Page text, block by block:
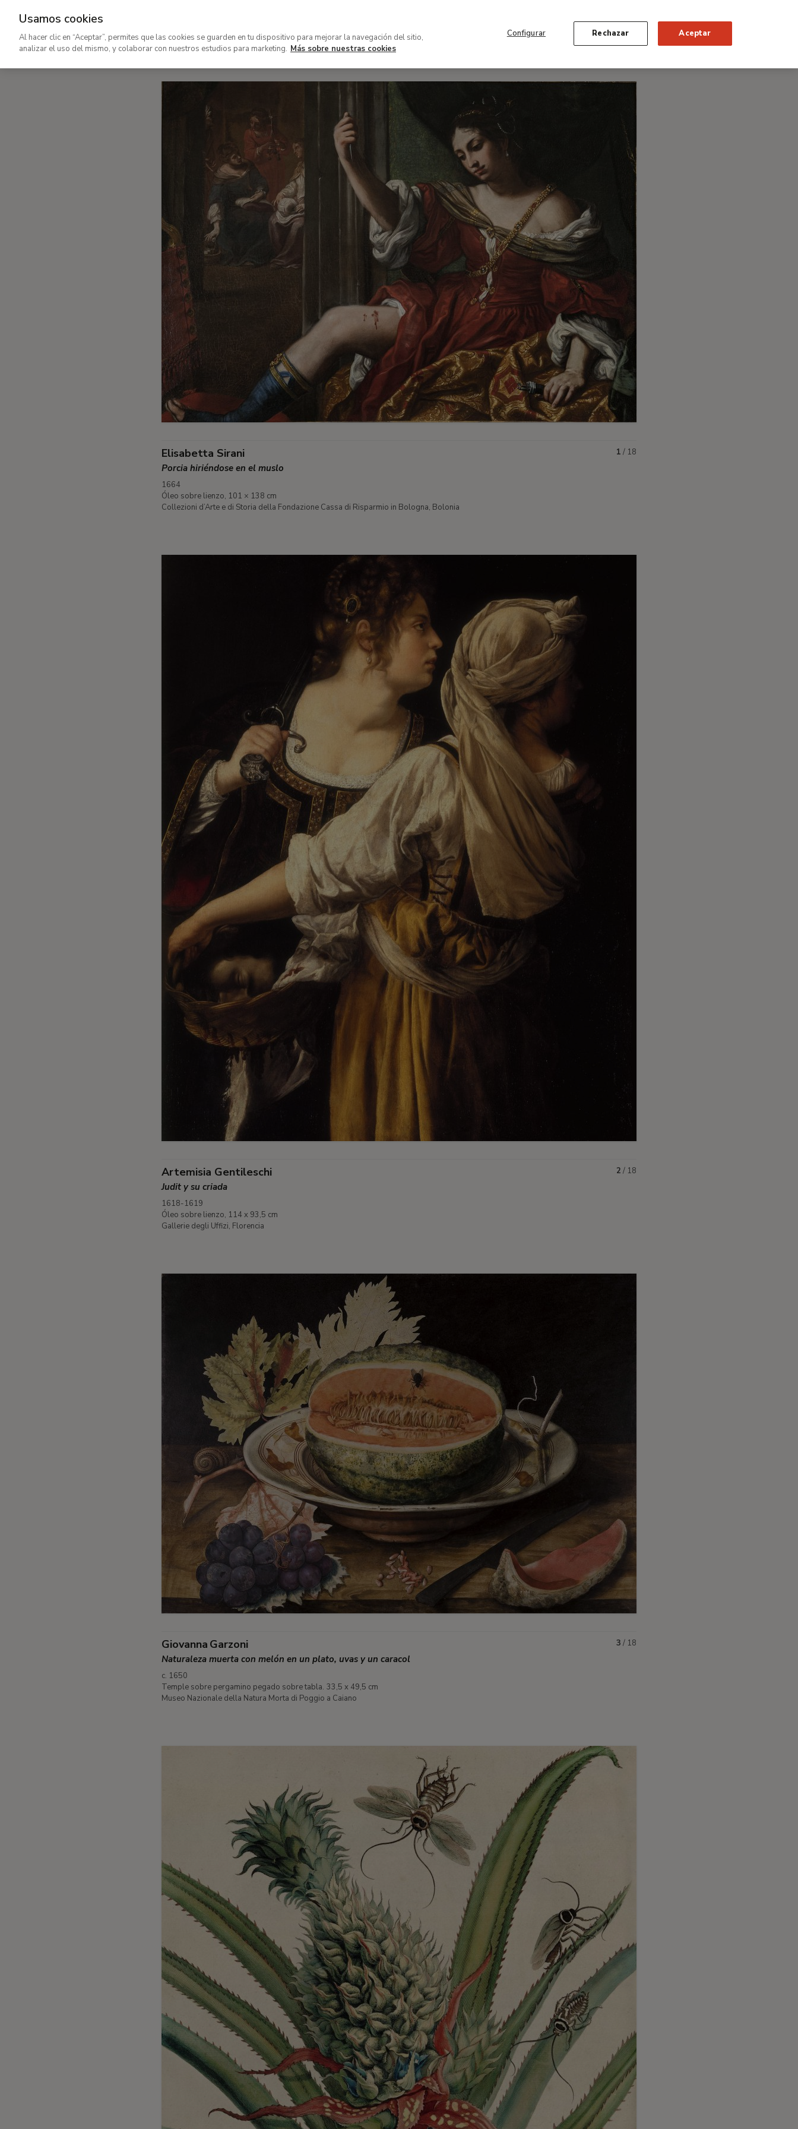
Maestras
Elisabetta Sirani
Porcia hiriéndose en el muslo
1664
Óleo sobre lienzo, 101 × 138 cm
Collezioni d’Arte e di Storia della Fondazione Cassa di Risparmio in Bologna, Bolonia
1 / 18
Artemisia Gentileschi
Judit y su criada
1618-1619
Óleo sobre lienzo, 114 x 93,5 cm
Gallerie degli Uffizi, Florencia
2 / 18
Giovanna Garzoni
Naturaleza muerta con melón en un plato, uvas y un caracol
c. 1650
Temple sobre pergamino pegado sobre tabla. 33,5 x 49,5 cm
Museo Nazionale della Natura Morta di Poggio a Caiano
3 / 18
Usamos cookies
Al hacer clic en “Aceptar”, permites que las cookies se guarden en tu dispositivo para mejorar la navegación del sitio,
analizar el uso del mismo, y colaborar con nuestros estudios para marketing. Más sobre nuestras cookies
Configurar Rechazar Aceptar